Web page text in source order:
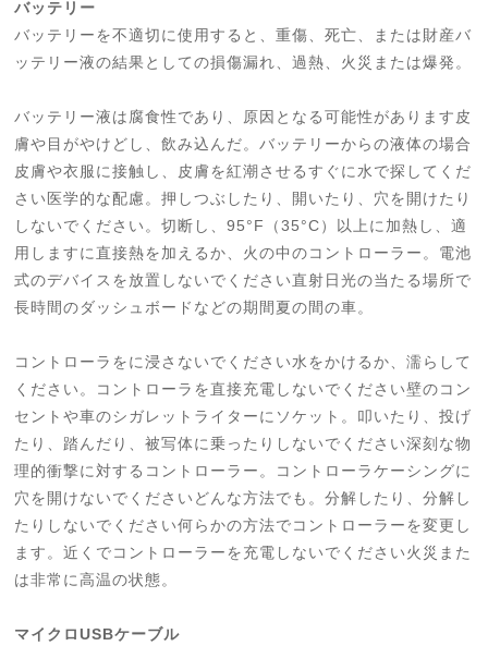
バッテリー
バッテリーを不適切に使用すると、重傷、死亡、または財産バ
ッテリー液の結果としての損傷漏れ、過熱、火災または爆発。
バッテリー液は腐食性であり、原因となる可能性があります皮
膚や目がやけどし、飲み込んだ。バッテリーからの液体の場合
皮膚や衣服に接触し、皮膚を紅潮させるすぐに水で探してくだ
さい医学的な配慮。押しつぶしたり、開いたり、穴を開けたり
しないでください。切断し、95°F（35°C）以上に加熱し、適
用しますに直接熱を加えるか、火の中のコントローラー。電池
式のデバイスを放置しないでください直射日光の当たる場所で
長時間のダッシュボードなどの期間夏の間の車。
コントローラをに浸さないでください水をかけるか、濡らして
ください。コントローラを直接充電しないでください壁のコン
セントや車のシガレットライターにソケット。叩いたり、投げ
たり、踏んだり、被写体に乗ったりしないでください深刻な物
理的衝撃に対するコントローラー。コントローラケーシングに
穴を開けないでくださいどんな方法でも。分解したり、分解し
たりしないでください何らかの方法でコントローラーを変更し
ます。近くでコントローラーを充電しないでください火災また
は非常に高温の状態。
マイクロUSBケーブル